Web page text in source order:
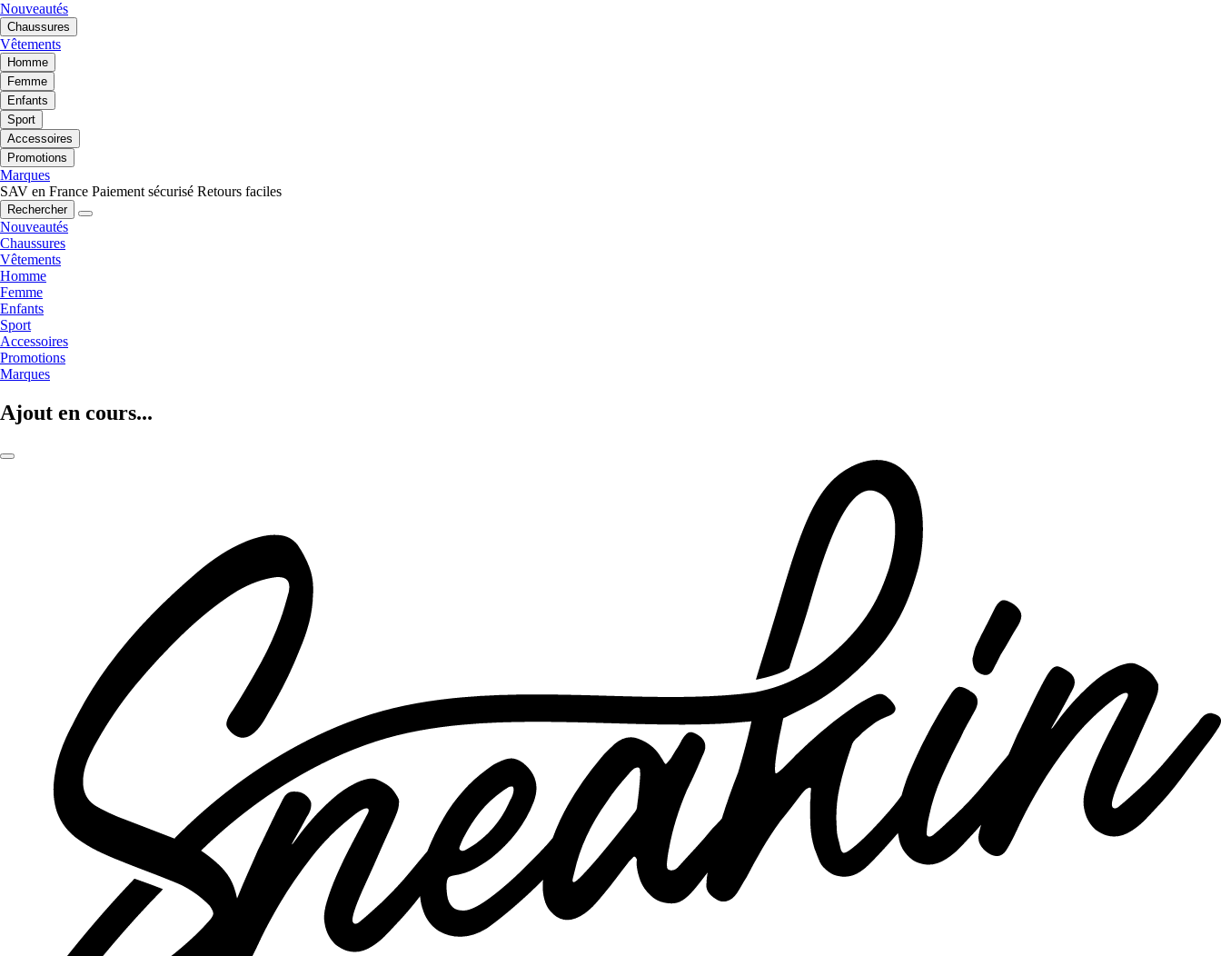
Nouveautés
Chaussures
Vêtements
Homme
Femme
Enfants
Sport
Accessoires
Promotions
Marques
SAV en France Paiement sécurisé Retours faciles
Rechercher
Nouveautés
Chaussures
Vêtements
Homme
Femme
Enfants
Sport
Accessoires
Promotions
Marques
Ajout en cours...